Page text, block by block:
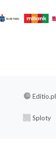
Editio.pl
Sploty